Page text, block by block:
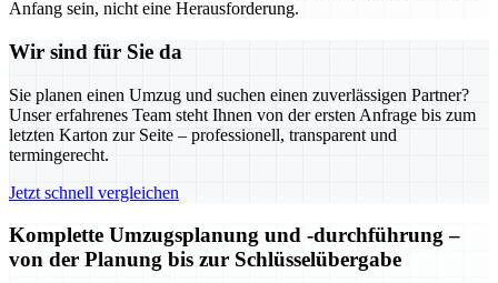
Anfang sein, nicht eine Herausforderung.
Wir sind für Sie da
Sie planen einen Umzug und suchen einen zuverlässigen Partner?
Unser erfahrenes Team steht Ihnen von der ersten Anfrage bis zum
letzten Karton zur Seite – professionell, transparent und
termingerecht.
Jetzt schnell vergleichen
Komplette Umzugsplanung und -durchführung –
von der Planung bis zur Schlüsselübergabe